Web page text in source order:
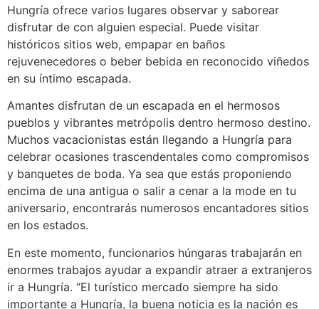
Hungría ofrece varios lugares observar y saborear
disfrutar de con alguien especial. Puede visitar
históricos sitios web, empapar en baños
rejuvenecedores o beber bebida en reconocido viñedos
en su íntimo escapada.
Amantes disfrutan de un escapada en el hermosos
pueblos y vibrantes metrópolis dentro hermoso destino.
Muchos vacacionistas están llegando a Hungría para
celebrar ocasiones trascendentales como compromisos
y banquetes de boda. Ya sea que estás proponiendo
encima de una antigua o salir a cenar a la mode en tu
aniversario, encontrarás numerosos encantadores sitios
en los estados.
En este momento, funcionarios húngaras trabajarán en
enormes trabajos ayudar a expandir atraer a extranjeros
ir a Hungría. “El turístico mercado siempre ha sido
importante a Hungría, la buena noticia es la nación es